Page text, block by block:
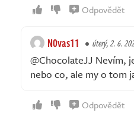
Odpovědět
N0vas11 úterý, 2. 6.
@ChocolateJJ Nevím,
nebo co, ale my o tom
Odpovědět